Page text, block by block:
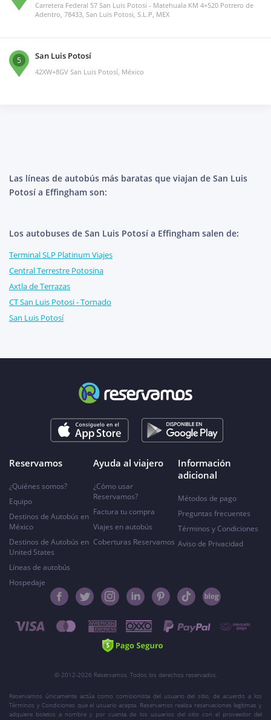
Carretera Federal 57 San Luis Potosi - Matehuala KM 4+520 Potrero de
Adentro, 78433, San Luis Potosi, S.L.P, MEX
5 San Luis Potosí
42XW+8GV San Luis Potosí, México
Las líneas de autobús más baratas que viajan de San Luis
Potosí a Effingham son:
Los autobuses de San Luis Potosí a Effingham salen de:
Terminal SLP Platinum Viajes
Central Terrestre Potosina
Axtla de Terrazas
CT San Luis Potosi - Tornado
San Luis Potosí
Reservamos
¿Quiénes somos?
Equipo
Destinos de Autobús en
México
Destinos de Autobús en
United States
Líneas de autobús
Hospedaje
Ayuda al viajero
¿Cómo usar
Reservamos?
Factura tu compra
Viajes en autobús
Coberturas Reservamos
Información
adicional
Métodos de pago
Preguntas frecuentes
Términos y Condiciones
Aviso de Privacidad
© 2012-2026 Reservamos. Todos los derechos reservados.
Reservamos únicamente actúa como comisionista del usuario del sitio, de acuerdo a los
Términos y Condiciones que el usuario acepta. Reservamos realiza reservaciones legítimas y
adquiere boletos a nombre y por cuenta de los usuarios del sitio con el proveedor del